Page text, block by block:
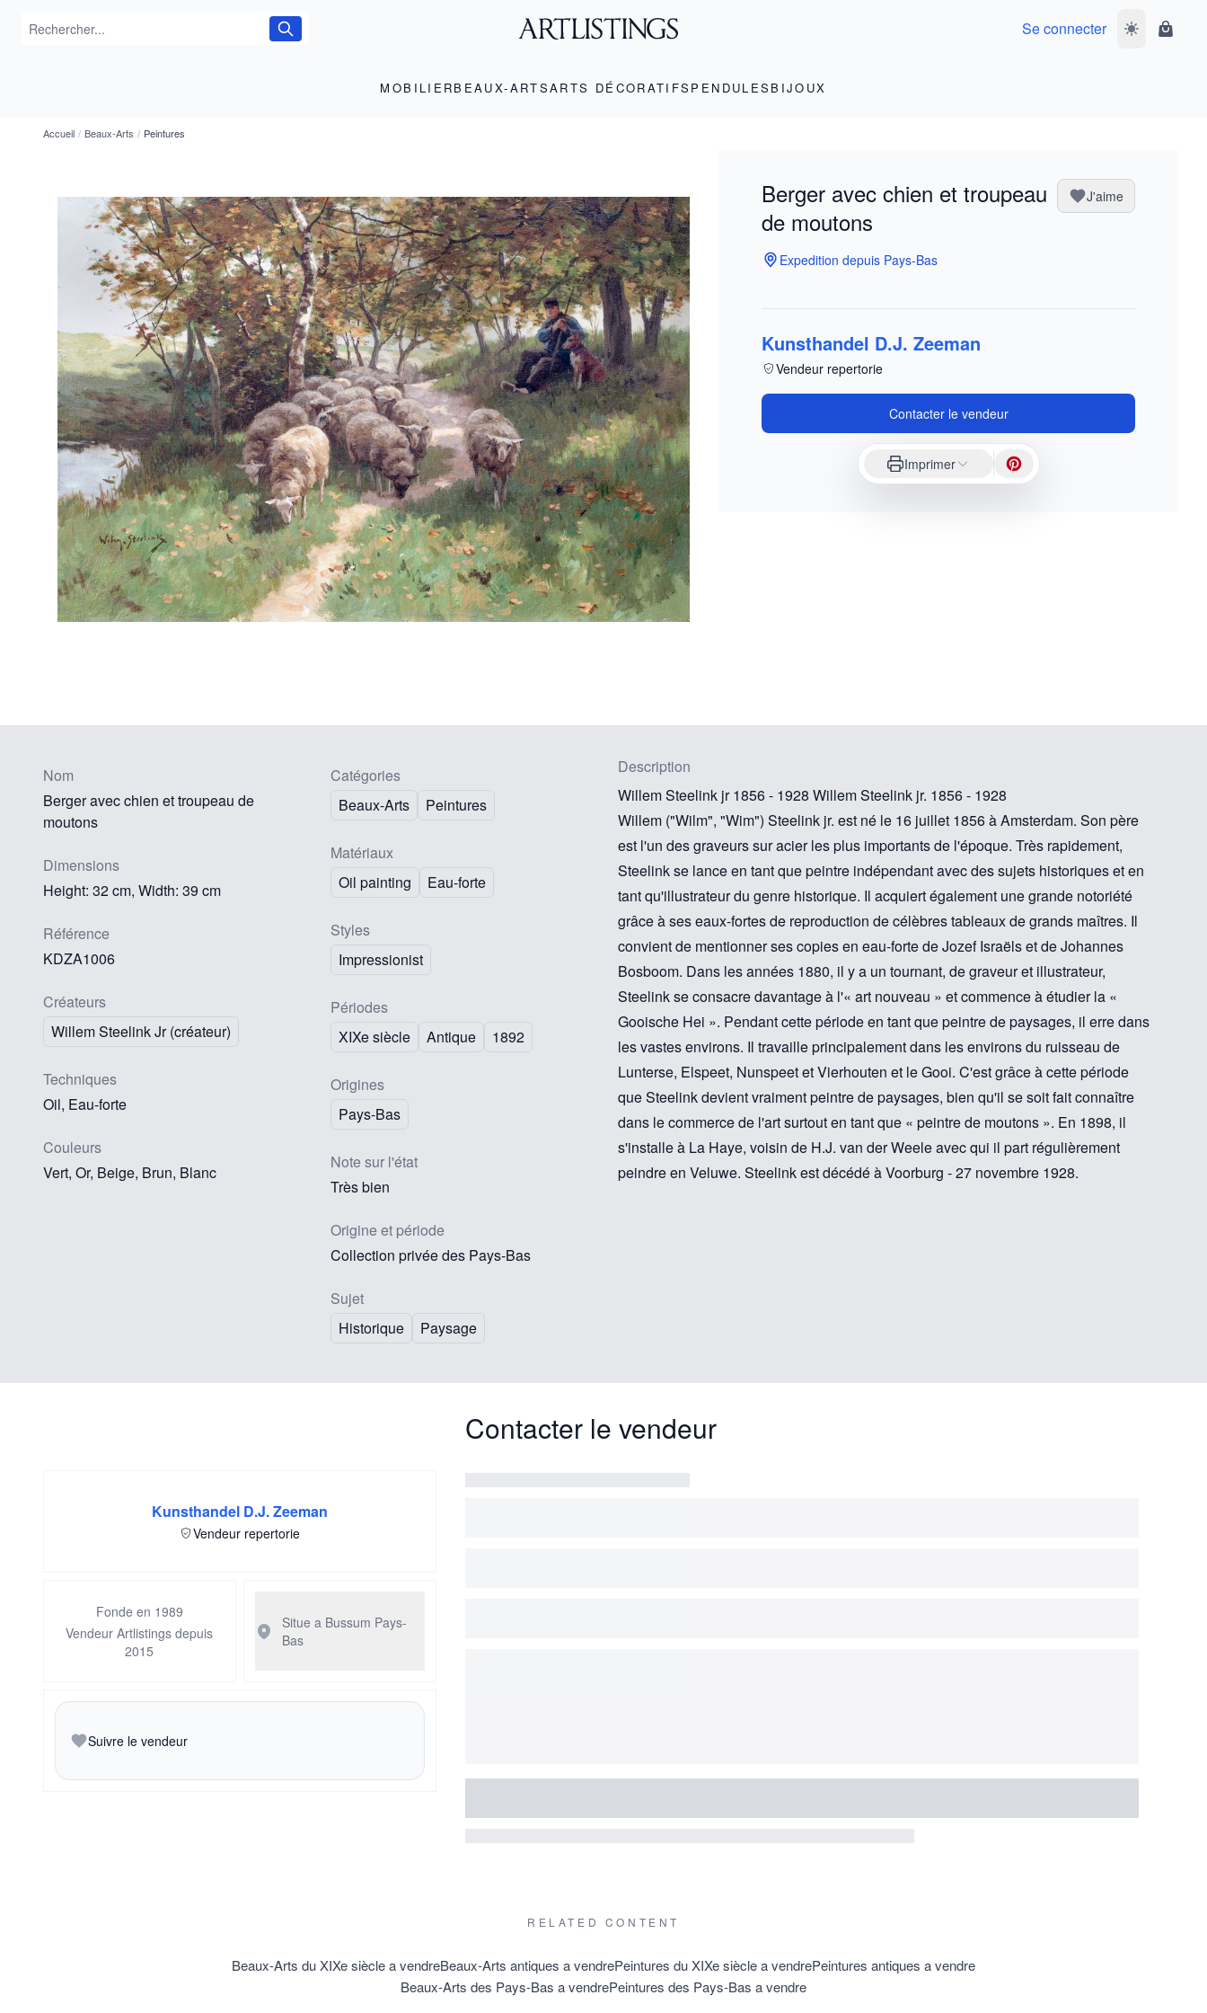
Se connecter Basculer le
Panier
MOBILIERBEAUX-ARTSARTS DÉCORATIFS PENDULES BIJOUX
Accueil / Beaux-Arts / Peintures
Berger avec chien et troupeau
de moutons
J'aime
Expedition depuis Pays-Bas
Kunsthandel D.J. Zeeman
Vendeur repertorie
Contacter le vendeur
Imprimer
Nom
Berger avec chien et troupeau de
moutons
Dimensions
Height: 32 cm, Width: 39 cm
Référence
KDZA1006
Créateurs
Willem Steelink Jr (créateur)
Techniques
Oil, Eau-forte
Couleurs
Vert, Or, Beige, Brun, Blanc
Catégories
Beaux-Arts
Peintures
Matériaux
Oil painting
Eau-forte
Styles
Impressionist
Périodes
XIXe siècle
Antique 1892
Origines
Pays-Bas
Note sur l'état
Très bien
Origine et période
Collection privée des Pays-Bas
Sujet
Historique
Paysage
Description
Willem Steelink jr 1856 - 1928 Willem Steelink jr. 1856 - 1928
Willem ("Wilm", "Wim") Steelink jr. est né le 16 juillet 1856 à Amsterdam. Son père
est l'un des graveurs sur acier les plus importants de l'époque. Très rapidement,
Steelink se lance en tant que peintre indépendant avec des sujets historiques et en
tant qu'illustrateur du genre historique. Il acquiert également une grande notoriété
grâce à ses eaux-fortes de reproduction de célèbres tableaux de grands maîtres. Il
convient de mentionner ses copies en eau-forte de Jozef Israëls et de Johannes
Bosboom. Dans les années 1880, il y a un tournant, de graveur et illustrateur,
Steelink se consacre davantage à l'« art nouveau » et commence à étudier la «
Gooische Hei ». Pendant cette période en tant que peintre de paysages, il erre dans
les vastes environs. Il travaille principalement dans les environs du ruisseau de
Lunterse, Elspeet, Nunspeet et Vierhouten et le Gooi. C'est grâce à cette période
que Steelink devient vraiment peintre de paysages, bien qu'il se soit fait connaître
dans le commerce de l'art surtout en tant que « peintre de moutons ». En 1898, il
s'installe à La Haye, voisin de H.J. van der Weele avec qui il part régulièrement
peindre en Veluwe. Steelink est décédé à Voorburg - 27 novembre 1928.
Kunsthandel D.J. Zeeman
Vendeur repertorie
Fonde en 1989
Vendeur Artlistings depuis
2015
Situe a Bussum Pays-
Bas
Suivre le vendeur
Contacter le vendeur
RELATED CONTENT
Beaux-Arts du XIXe siècle a vendreBeaux-Arts antiques a vendrePeintures du XIXe siècle a vendrePeintures antiques a vendre
Beaux-Arts des Pays-Bas a vendrePeintures des Pays-Bas a vendre